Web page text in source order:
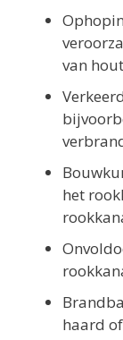
van
het
haard